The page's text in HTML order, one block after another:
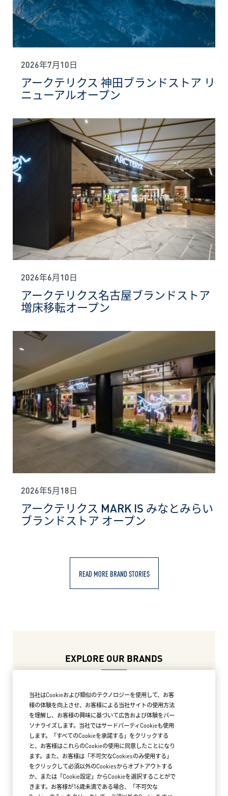
2026年7月10日
アークテリクス 神田ブランドストア リ
ニューアルオープン
2026年6月10日
アークテリクス名古屋ブランドストア
増床移転オープン
2026年5月18日
アークテリクス MARK IS みなとみらい
ブランドストア オープン
READ MORE BRAND STORIES
EXPLORE OUR BRANDS
当社はCookieおよび類似のテクノロジーを使用して、お客
様の体験を向上させ、お客様による当社サイトの使用方法
を理解し、お客様の興味に基づいて広告および体験をパー
ソナライズします。当社ではサードパーティCookieも使用
します。「すべてのCookieを承諾する」をクリックする
と、お客様はこれらのCookieの使用に同意したことになり
ます。また、お客様は「不可欠なCookiesのみ使用する」
をクリックして必須以外のCookiesからオプトアウトする
か、または「Cookie設定」からCookieを選択することがで
きます。お客様が16歳未満である場合、「不可欠な